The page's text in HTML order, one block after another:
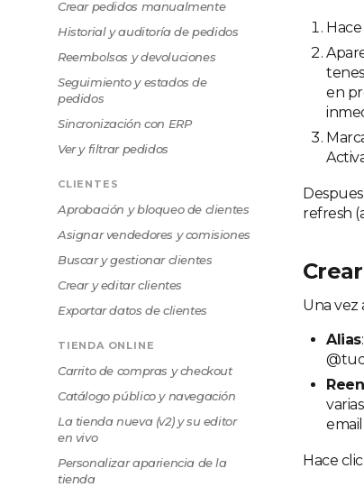
Crear pedidos manualmente
Historial y auditoría de pedidos
Reembolsos y devoluciones
Seguimiento y estados de
pedidos
Sincronización con ERP
Ver y filtrar pedidos
CLIENTES
Aprobación y bloqueo de clientes
Asignar vendedores y comisiones
Buscar y gestionar clientes
Crear y editar clientes
Exportar datos de clientes
TIENDA ONLINE
Carrito de compras y checkout
Catálogo público y navegación
La tienda nueva (v2) y su editor
en vivo
Personalizar apariencia de la
tienda
en
refresh
Una vez
Alias
Hace